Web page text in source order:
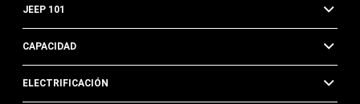
JEEP 101
CAPACIDAD
ELECTRIFICACIÓN